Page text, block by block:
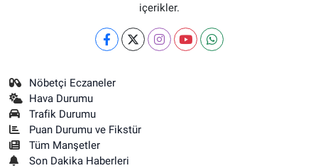
içerikler.
Nöbetçi Eczaneler
Hava Durumu
Trafik Durumu
Puan Durumu ve Fikstür
Tüm Manşetler
Son Dakika Haberleri